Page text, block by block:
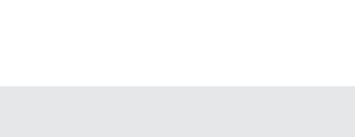
vi sinh vật tự nhiên, không cần hóa chất đắt tiền.